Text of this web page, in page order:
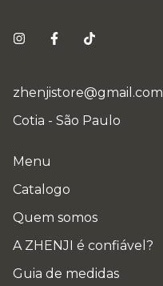
zhenjistore@gmail.com
Cotia - São Paulo
Menu
Catalogo
Quem somos
A ZHENJI é confiável?
Guia de medidas